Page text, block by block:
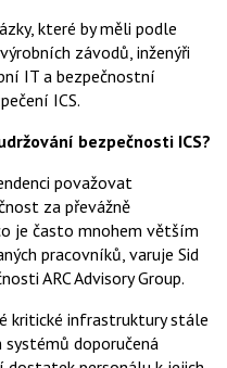
které by měli podle
závodů, inženýři
IT a bezpečnostní
ICS.
bezpečnosti ICS?
považovat
za převážně
je často mnohem větším
pracovníků, varuje Sid
ARC Advisory Group.
kritické infrastruktury stále
doporučená